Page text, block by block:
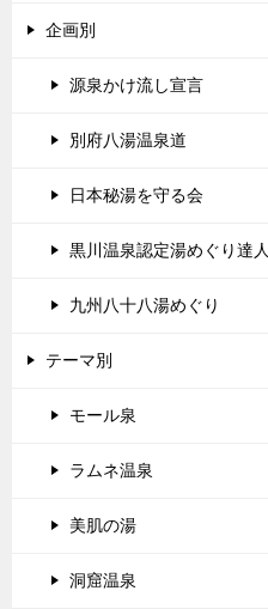
企画別
源泉かけ流し宣言
別府八湯温泉道
日本秘湯を守る会
黒川温泉認定湯めぐり達人
九州八十八湯めぐり
テーマ別
モール泉
ラムネ温泉
美肌の湯
洞窟温泉